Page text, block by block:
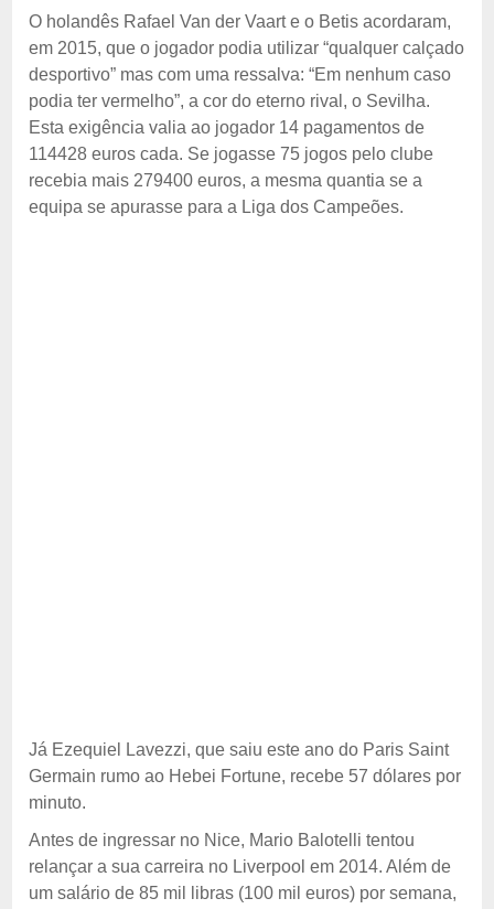
O holandês Rafael Van der Vaart e o Betis acordaram,
em 2015, que o jogador podia utilizar “qualquer calçado
desportivo” mas com uma ressalva: “Em nenhum caso
podia ter vermelho”, a cor do eterno rival, o Sevilha.
Esta exigência valia ao jogador 14 pagamentos de
114428 euros cada. Se jogasse 75 jogos pelo clube
recebia mais 279400 euros, a mesma quantia se a
equipa se apurasse para a Liga dos Campeões.
Já Ezequiel Lavezzi, que saiu este ano do Paris Saint
Germain rumo ao Hebei Fortune, recebe 57 dólares por
minuto.
Antes de ingressar no Nice, Mario Balotelli tentou
relançar a sua carreira no Liverpool em 2014. Além de
um salário de 85 mil libras (100 mil euros) por semana,